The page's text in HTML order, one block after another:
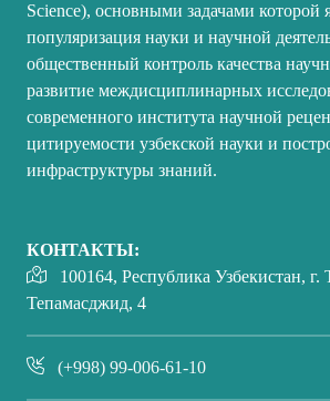
Science), основными задачами которой
популяризация науки и научной
общественный контроль качества
развитие междисциплинарных
современного института научной
цитируемости узбекской науки и
инфраструктуры знаний.
КОНТАКТЫ:
100164, Республика Узбекистан, г.
Тепамасджид, 4
(+998) 99-006-61-10